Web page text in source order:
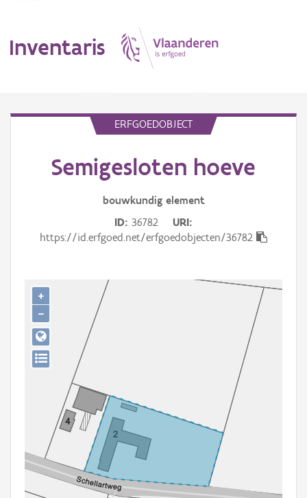
Inventaris
Erfgoedobject
Gebeurtenis
Persoon of collectief
Downloads
ERFGOEDOBJECT
Semigesloten hoeve
bouwkundig element
ID 36782
URI
https://id.erfgoed.net/erfgoedobjecten/36782
+
−